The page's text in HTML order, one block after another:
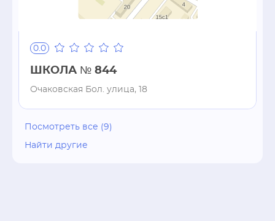
0.0
ШКОЛА № 844
Очаковская Бол. улица, 18
Посмотреть все (9)
Найти другие